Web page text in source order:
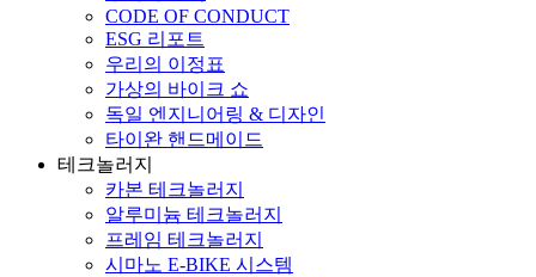
CODE OF CONDUCT
ESG 리포트
우리의 이정표
가상의 바이크 쇼
독일 엔지니어링 & 디자인
타이완 핸드메이드
테크놀러지
카본 테크놀러지
알루미늄 테크놀러지
프레임 테크놀러지
시마노 E-BIKE 시스템